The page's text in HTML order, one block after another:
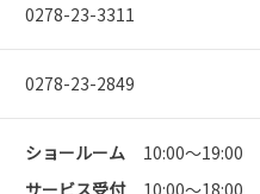
0278-23-3311
0278-23-2849
ショールーム
10:00〜19:00
サービス受付
10:00～18:00